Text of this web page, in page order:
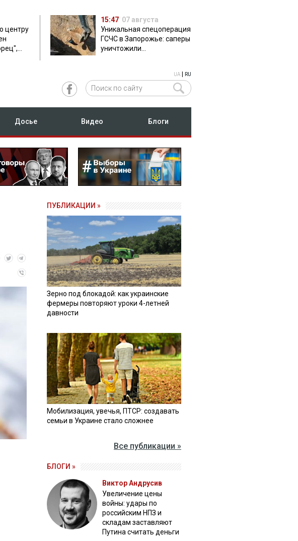
центру
15:47 07 августа
Уникальная спецоперация
ГСЧС в Запорожье: саперы
уничтожили
UA RU
Досье Видео Блоги
ПУБЛИКАЦИИ »
Зерно под блокадой: как украинские
фермеры повторяют уроки 4-летней
давности
Мобилизация, увечья, ПТСР: создавать
семьи в Украине стало сложнее
Все публикации »
БЛОГИ »
Виктор Андрусив
Увеличение цены
войны: удары по
российским НПЗ и
складам заставляют
Путина считать деньги